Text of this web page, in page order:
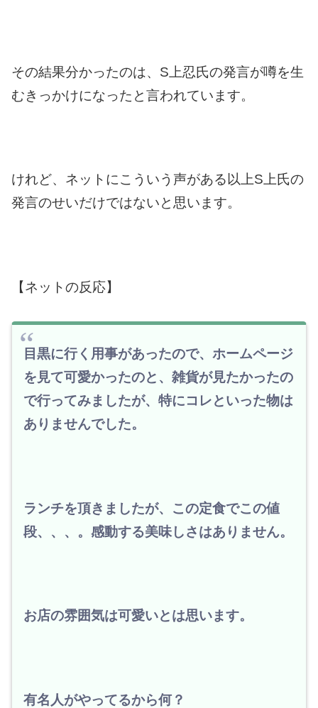
その結果分かったのは、 S上忍氏の発言が噂を生
むきっかけになったと言われています。
けれど、ネットにこういう声がある以上S上氏の
発言のせいだけではないと思います。
【ネットの反応】
目黒に行く用事があったので、ホームページ
を見て可愛かったのと、雑貨が見たかったの
で行ってみましたが、特にコレといった物は
ありませんでした。
ランチを頂きましたが、この定食でこの値
段、、、。感動する美味しさはありません。
お店の雰囲気は可愛いとは思います。
有名人がやってるから何？